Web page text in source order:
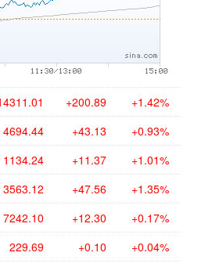
+200.89 +1.42%
4694.44 +43.13 +0.93%
1134.24 +11.37 +1.01%
3563.12 +47.56 +1.35%
7242.10 +12.30 +0.17%
229.69 +0.10 +0.04%